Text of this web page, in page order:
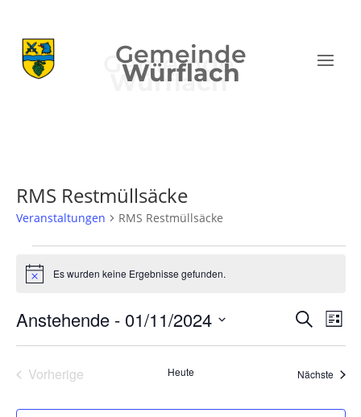
Gemeinde
Würflach
RMS Restmüllsäcke
Veranstaltungen RMS Restmüllsäcke
Veranstaltungen
HinweisEs wurden keine Ergebnisse gefunden.
Suche
SucheListe
Anstehende - 01/11/2024
Vorherige
Heute Nächste